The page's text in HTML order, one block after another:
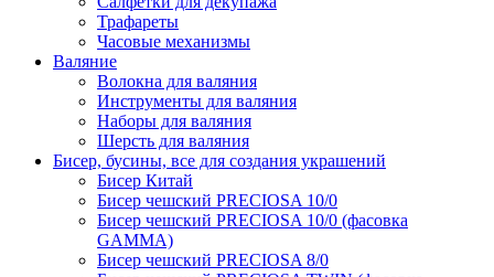
Трафареты
Часовые механизмы
Валяние
Волокна для валяния
Инструменты для валяния
Наборы для валяния
Шерсть для валяния
Бисер, бусины, все для создания украшений
Бисер Китай
Бисер чешский PRECIOSA 10/0
Бисер чешский PRECIOSA 10/0 (фасовка
GAMMA)
Бисер чешский PRECIOSA 8/0